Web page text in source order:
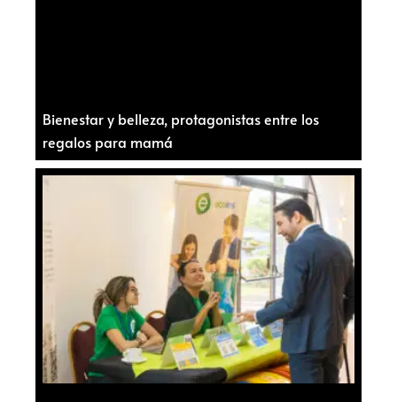
Bienestar y belleza, protagonistas entre los
regalos para mamá